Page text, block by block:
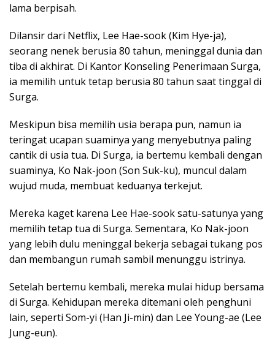
lama berpisah.
Dilansir dari Netflix, Lee Hae-sook (Kim Hye-ja),
seorang nenek berusia 80 tahun, meninggal dunia dan
tiba di akhirat. Di Kantor Konseling Penerimaan Surga,
ia memilih untuk tetap berusia 80 tahun saat tinggal di
Surga.
Meskipun bisa memilih usia berapa pun, namun ia
teringat ucapan suaminya yang menyebutnya paling
cantik di usia tua. Di Surga, ia bertemu kembali dengan
suaminya, Ko Nak-joon (Son Suk-ku), muncul dalam
wujud muda, membuat keduanya terkejut.
Mereka kaget karena Lee Hae-sook satu-satunya yang
memilih tetap tua di Surga. Sementara, Ko Nak-joon
yang lebih dulu meninggal bekerja sebagai tukang pos
dan membangun rumah sambil menunggu istrinya.
Setelah bertemu kembali, mereka mulai hidup bersama
di Surga. Kehidupan mereka ditemani oleh penghuni
lain, seperti Som-yi (Han Ji-min) dan Lee Young-ae (Lee
Jung-eun).